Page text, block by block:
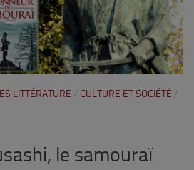
LITTÉRATURE / CULTURE ET SOCIÉTÉ /
le samouraï